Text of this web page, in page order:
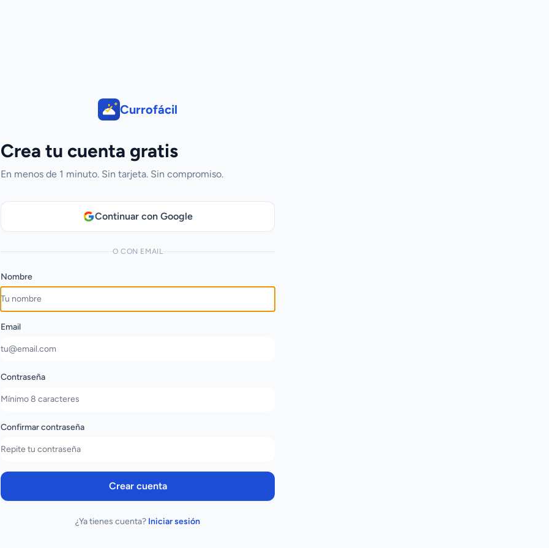
Currofácil
Crea tu cuenta gratis
En menos de 1 minuto. Sin tarjeta. Sin compromiso.
Continuar con Google
O CON EMAIL
Nombre
Email
Contraseña
Confirmar contraseña
Crear cuenta
¿Ya tienes cuenta? Iniciar sesión